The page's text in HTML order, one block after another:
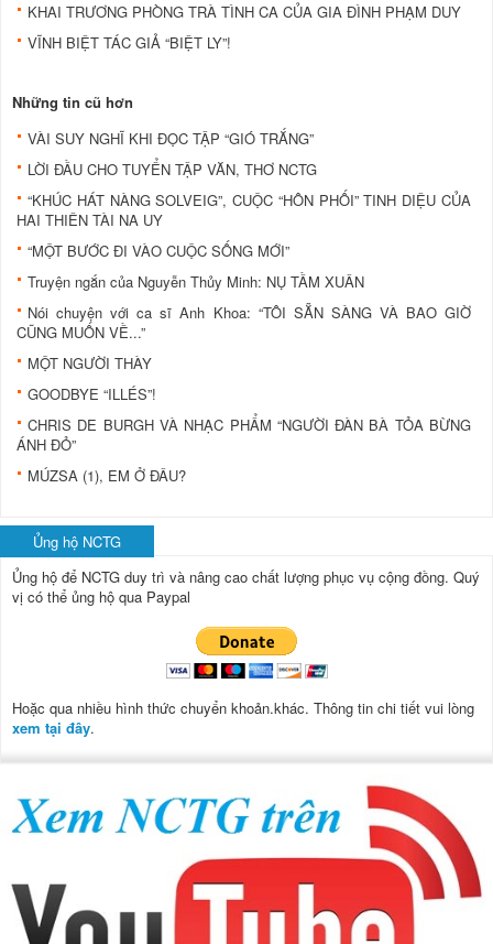
KHAI TRƯƠNG PHÒNG TRÀ TÌNH CA CỦA GIA ĐÌNH PHẠM DUY
VĨNH BIỆT TÁC GIẢ “BIỆT LY”!
Những tin cũ hơn
VÀI SUY NGHĨ KHI ĐỌC TẬP “GIÓ TRẮNG”
LỜI ĐẦU CHO TUYỂN TẬP VĂN, THƠ NCTG
“KHÚC HÁT NÀNG SOLVEIG”, CUỘC “HÔN PHỐI” TINH DIỆU CỦA
HAI THIÊN TÀI NA UY
“MỘT BƯỚC ĐI VÀO CUỘC SỐNG MỚI”
Truyện ngắn của Nguyễn Thủy Minh: NỤ TẦM XUÂN
Nói chuyện với ca sĩ Anh Khoa: “TÔI SẴN SÀNG VÀ BAO GIỜ
CŨNG MUỐN VỀ...”
MỘT NGƯỜI THÀY
GOODBYE “ILLÉS”!
CHRIS DE BURGH VÀ NHẠC PHẨM “NGƯỜI ĐÀN BÀ TỎA BỪNG
ÁNH ĐỎ”
MÚZSA (1), EM Ở ĐÂU?
Ủng hộ NCTG
Ủng hộ để NCTG duy trì và nâng cao chất lượng phục vụ cộng đồng. Quý
vị có thể ủng hộ qua Paypal
Hoặc qua nhiều hình thức chuyển khoản.khác. Thông tin chi tiết vui lòng
xem tại đây.